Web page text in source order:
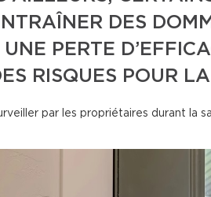
DES
PERTE
RISQUES POUR
par les propriétaires durant la